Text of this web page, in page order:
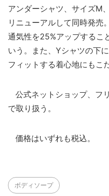
アンダーシャツ、サイズM
リニューアルして同時発売
通気性を25%アップするこ
いう。また、Yシャツの下
フィットする着心地にもこ
公式ネットショップ、フ
で取り扱う。
価格はいずれも税込。
ボディソープ